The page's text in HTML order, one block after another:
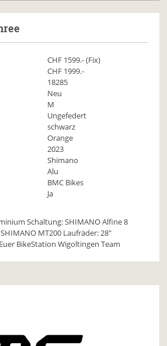
CHF 1599.- (Fix)
CHF 1999.-
18285
Neu
M
Ungefedert
schwarz
Orange
2023
Shimano
Alu
BMC Bikes
Ja
Schaltung: SHIMANO Alfine 8
MT200 Laufräder: 28"
BikeStation Wigoltingen Team